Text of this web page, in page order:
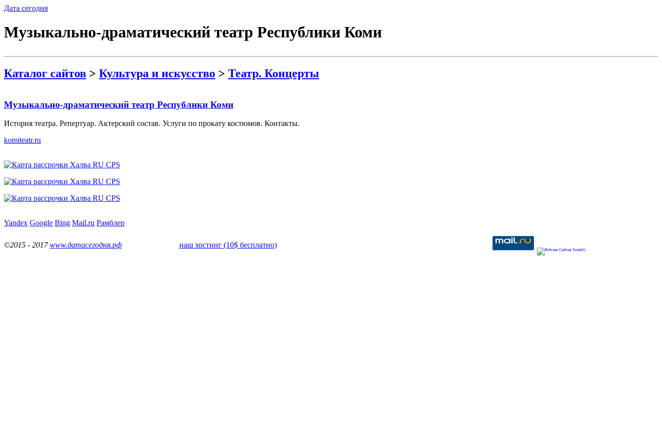
Дата сегодня
Музыкально-драматический театр Республики Коми
Каталог сайтов > Культура и искусство > Театр. Концерты
Музыкально-драматический театр Республики Коми
История театра. Репертуар. Актерский состав. Услуги по прокату костюмов. Контакты.
komiteatr.ru
Yandex Google Bing Mail.ru Рамблер
©2015 - 2017www.датасегодня.рф наш хостинг (10$ бесплатно)